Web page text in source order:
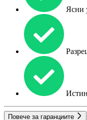
Ясни
Повече за гаранциите